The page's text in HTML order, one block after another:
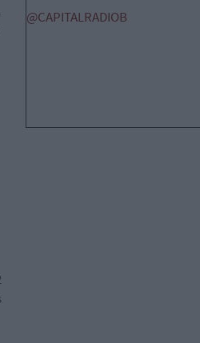
@CAPITALRADIOB